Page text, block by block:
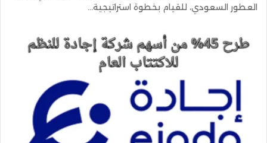
العطور السعودي، للقيام بخطوة استراتيجية…